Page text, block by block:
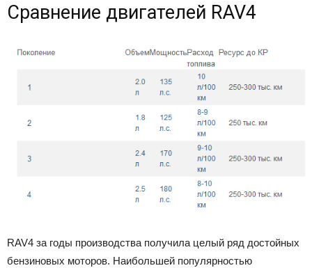
Сравнение двигателей RAV4
RAV4 за годы производства получила целый ряд достойных
бензиновых моторов. Наибольшей популярностью